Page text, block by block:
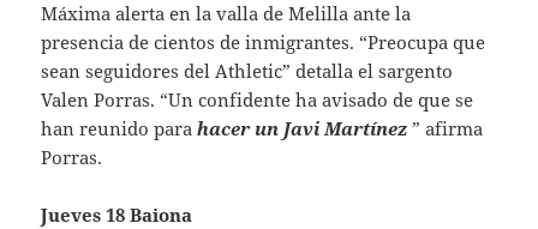
Máxima alerta en la valla de Melilla ante la
presencia de cientos de inmigrantes. “Preocupa que
sean seguidores del Athletic” detalla el sargento
Valen Porras. “Un confidente ha avisado de que se
han reunido parahacer un Javi Martínez ” afirma
Porras.
Jueves 18 Baiona